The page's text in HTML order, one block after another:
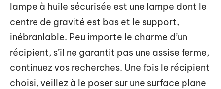
lampe à huile sécurisée est une lampe dont le
centre de gravité est bas et le support,
inébranlable. Peu importe le charme d’un
récipient, s’il ne garantit pas une assise ferme,
continuez vos recherches. Une fois le récipient
choisi, veillez à le poser sur une surface plane